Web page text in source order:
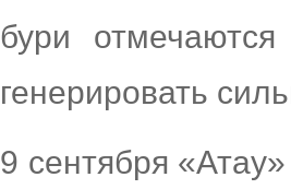
бури
генерировать
9 сентября